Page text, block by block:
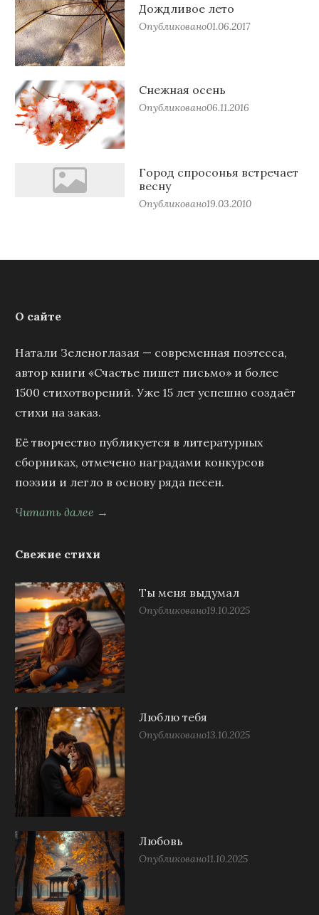
Дождливое лето
Опубликовано01.06.2017
Снежная осень
Опубликовано06.11.2016
Город спросонья встречает
весну
Опубликовано19.03.2010
О сайте
Натали Зеленоглазая — современная поэтесса,
автор книги «Счастье пишет письмо» и более
1500 стихотворений. Уже 15 лет успешно создаёт
стихи на заказ.
Её творчество публикуется в литературных
сборниках, отмечено наградами конкурсов
поэзии и легло в основу ряда песен.
Читать далее →
Свежие стихи
Ты меня выдумал
Опубликовано19.10.2025
Люблю тебя
Опубликовано13.10.2025
Любовь
Опубликовано11.10.2025